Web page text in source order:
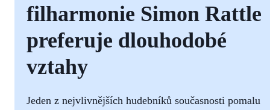
filharmonie Simon Rattle
preferuje dlouhodobé
vztahy
Jeden z nejvlivnějších hudebníků současnosti pomalu